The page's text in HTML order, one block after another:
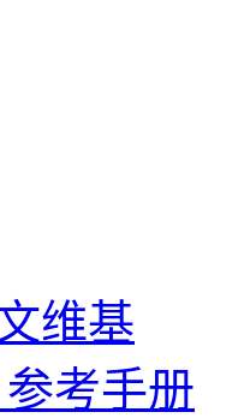
维基
考手册